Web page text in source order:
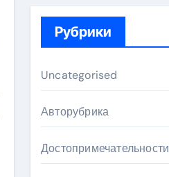
Рубрики
Uncategorised
Авторубрика
Достопримечательности